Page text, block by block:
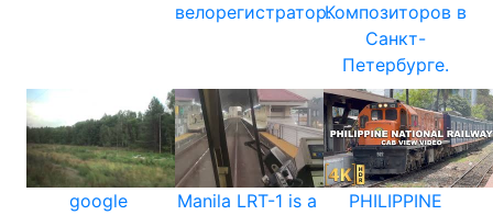
велорегистратор.Композиторов в
Санкт-
Петербурге.
google Manila LRT-1 is a PHILIPPINE